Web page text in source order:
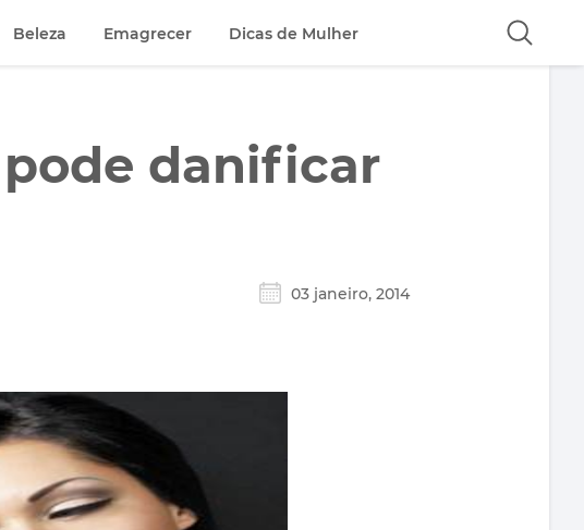
danificar
03 janeiro, 2014
Beleza Emagrecer Dicas de Mulher